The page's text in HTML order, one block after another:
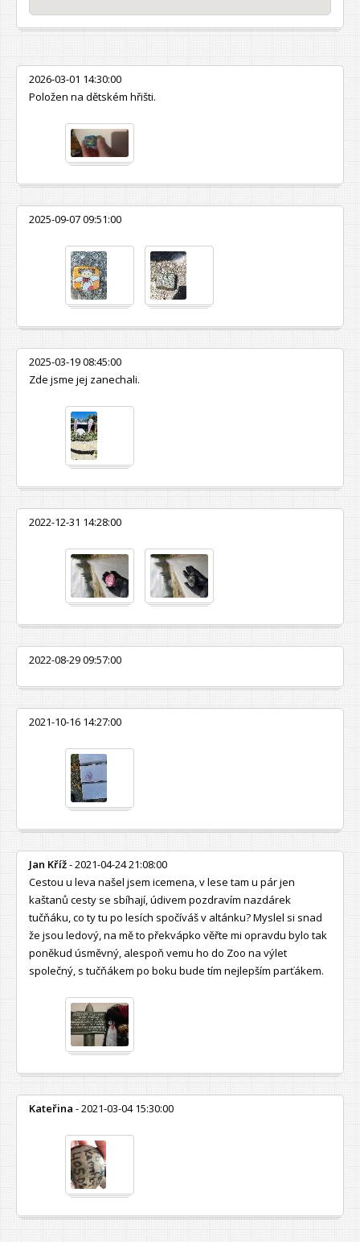
2026-03-01 14:30:00
Položen na dětském hřišti.
2025-09-07 09:51:00
2025-03-19 08:45:00
Zde jsme jej zanechali.
2022-12-31 14:28:00
2022-08-29 09:57:00
2021-10-16 14:27:00
Jan Kříž- 2021-04-24 21:08:00
Cestou u leva našel jsem icemena, v lese tam u pár jen
kaštanů cesty se sbíhají, údivem pozdravím nazdárek
tučňáku, co ty tu po lesích spočíváš v altánku? Myslel si snad
že jsou ledový, na mě to překvápko věřte mi opravdu bylo tak
poněkud úsměvný, alespoň vemu ho do Zoo na výlet
společný, s tučňákem po boku bude tím nejlepším parťákem.
Kateřina - 2021-03-04 15:30:00